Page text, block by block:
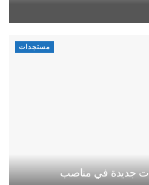
مستجدات
جديدة في مناصب